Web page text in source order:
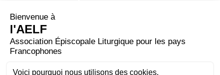
les disciples se demandaient entre eux :
« Mais alors, qui peut être sauvé ? »
Jésus les regarde et dit :
« Pour les hommes, c’est impossible,
mais pas pour Dieu ;
car tout est possible à Dieu. »